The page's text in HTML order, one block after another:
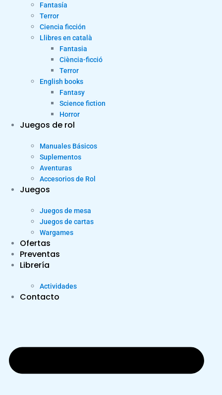
Fantasía
Terror
Ciencia ficción
Llibres en català
Fantasia
Ciència-ficció
Terror
English books
Fantasy
Science fiction
Horror
Juegos de rol
Manuales Básicos
Suplementos
Aventuras
Accesorios de Rol
Juegos
Juegos de mesa
Juegos de cartas
Wargames
Ofertas
Preventas
Librería
Actividades
Contacto